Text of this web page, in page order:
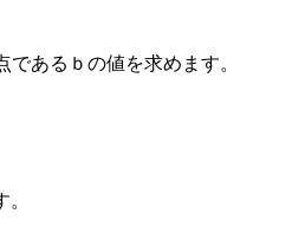
あるｂの値を求めます。